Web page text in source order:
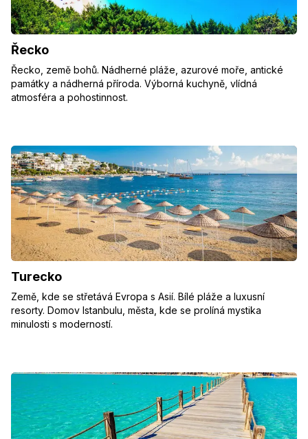
Řecko
Řecko, země bohů. Nádherné pláže, azurové moře, antické
památky a nádherná příroda. Výborná kuchyně, vlídná
atmosféra a pohostinnost.
Turecko
Země, kde se střetává Evropa s Asií. Bílé pláže a luxusní
resorty. Domov Istanbulu, města, kde se prolíná mystika
minulosti s moderností.